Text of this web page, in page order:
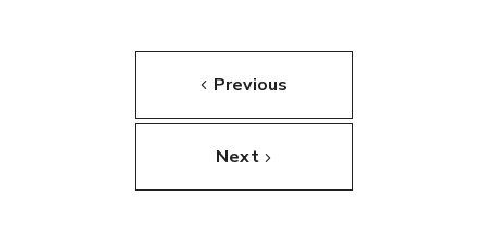
Previous
Next